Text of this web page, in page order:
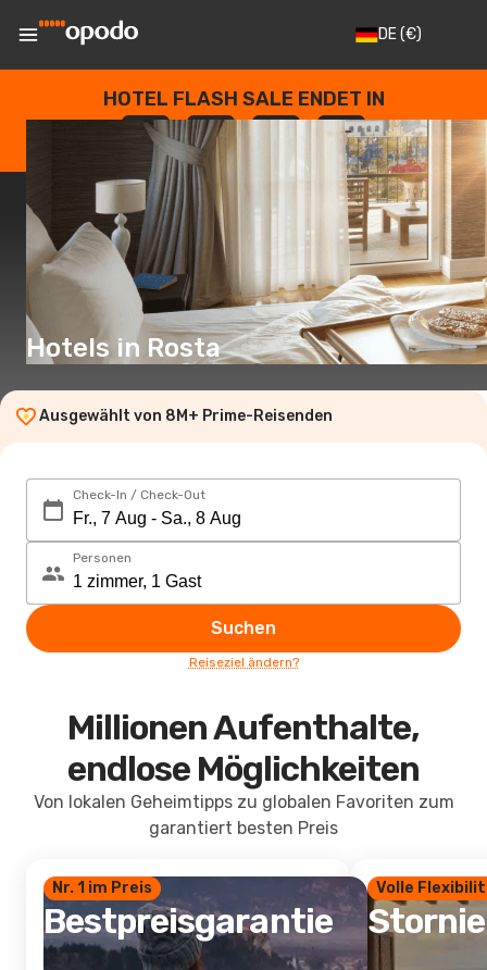
DE(€)
HOTEL FLASH SALE ENDET IN
--
TAGE
: --
STUNDEN
: --
SEKUNDEN
Hotels in Rosta
Ausgewählt von 8M+ Prime-Reisenden
Check-In / Check-Out
Personen
Suchen
Reiseziel ändern?
Millionen Aufenthalte,
endlose Möglichkeiten
Von lokalen Geheimtipps zu globalen Favoriten zum
garantiert besten Preis
Nr. 1 im Preis
Bestpreisgarantie
Volle